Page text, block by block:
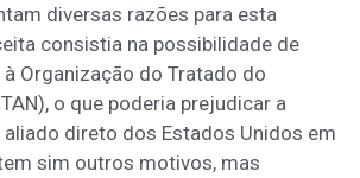
diversas razões para esta
consistia na possibilidade de
Organização do Tratado do
o que poderia prejudicar a
aliado direto dos Estados Unidos em
sim outros motivos, mas